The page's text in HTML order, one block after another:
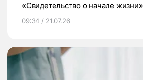
«Свидетельство о начале жизни»
09:34 / 21.07.26